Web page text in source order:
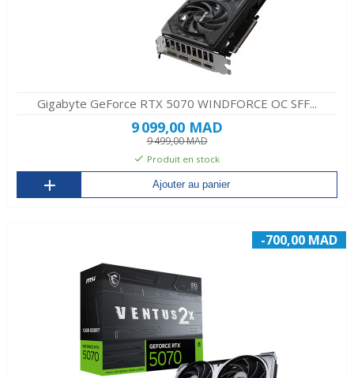
Gigabyte GeForce RTX 5070 WINDFORCE OC SFF...
9 099,00 MAD
9 499,00 MAD
Produit en stock
Ajouter au panier
-700,00 MAD